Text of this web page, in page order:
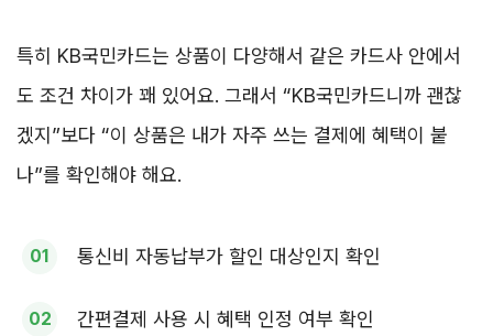
특히 KB국민카드는 상품이 다양해서 같은 카드사 안에서
도 조건 차이가 꽤 있어요. 그래서 “KB국민카드니까 괜찮
겠지”보다 “이 상품은 내가 자주 쓰는 결제에 혜택이 붙
나”를 확인해야 해요.
통신비 자동납부가 할인 대상인지 확인
간편결제 사용 시 혜택 인정 여부 확인